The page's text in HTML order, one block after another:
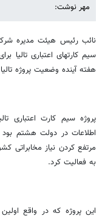
مهر نوشت:
نائب رئیس هیئت مدیره
سیم کارتهای اعتباری
هفته آینده وضعیت پروژه
پروژه سیم کارت اعتباری
اطلاعات در دولت هشتم
مرتفع کردن نیاز مخابراتی
به فعالیت کرد.
این پروژه که در واقع